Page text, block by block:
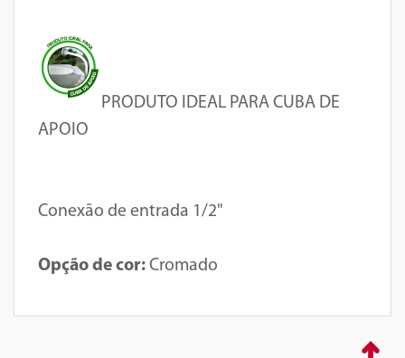
PRODUTO IDEAL PARA CUBA DE
APOIO
Conexão de entrada 1/2"
Opção de cor: Cromado